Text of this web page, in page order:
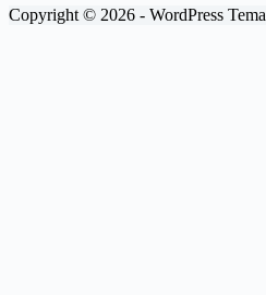
Copyright © 2026 - WordPress